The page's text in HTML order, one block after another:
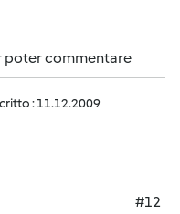
poter commentare
: 11.12.2009
#12